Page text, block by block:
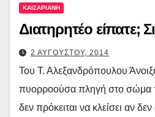
ΚΑΙΣΑΡΙΑΝΗ
Διατηρητέο είπατε;
2 ΑΥΓΟΥΣΤΟΥ, 2014
Του Τ. Αλεξανδρόπουλου
πυορροούσα πληγή στο σώμα
δεν πρόκειται να κλείσει αν